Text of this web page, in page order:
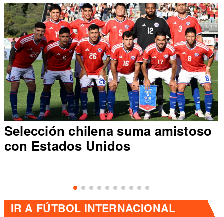
Selección chilena suma amistoso
con Estados Unidos
IR A FÚTBOL INTERNACIONAL